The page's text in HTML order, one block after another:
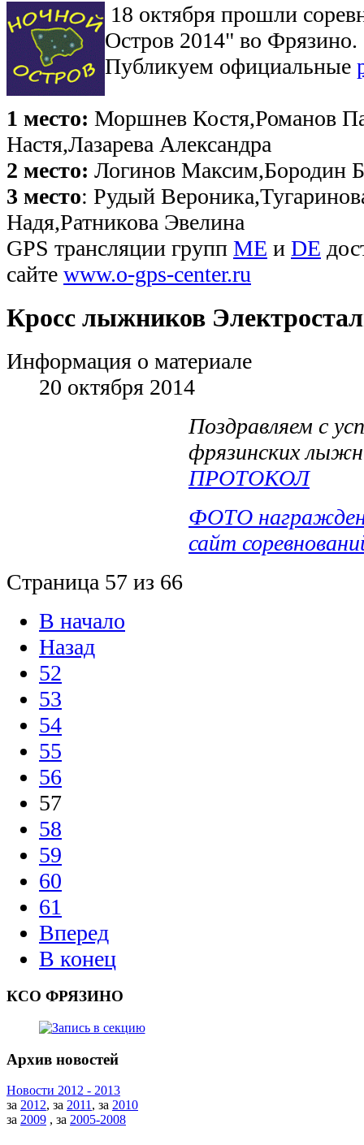
18 октября прошли
Остров 2014" во Фрязино.
Публикуем официальные
1 место: Моршнев Костя,Романов
Настя,Лазарева Александра
2 место: Логинов Максим,Бородин
3 место: Рудый
Надя,Ратникова Эвелина
GPS трансляции групп ME и DE
сайте www.o-gps-center.ru
Кросс лыжников
Информация о материале
20 октября 2014
Поздравляем с
фрязинских
ПРОТОКОЛ
ФОТО
сайт
Страница 57 из 66
В начало
Назад
52
53
54
55
56
57
58
59
60
61
Вперед
В конец
КСО ФРЯЗИНО
Архив новостей
Новости 2012 - 2013
за 2012, за 2011 , за 2010
за 2009 , за 2005-2008